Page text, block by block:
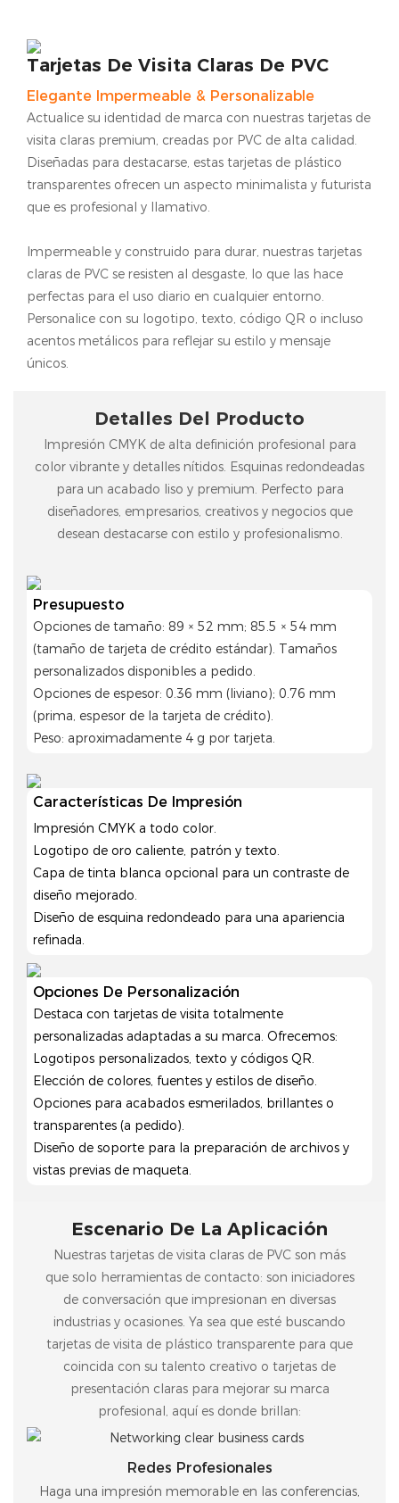
Tarjetas De Visita Claras De PVC
Elegante Impermeable & Personalizable
Actualice su identidad de marca con nuestras tarjetas de
visita claras premium, creadas por PVC de alta calidad.
Diseñadas para destacarse, estas tarjetas de plástico
transparentes ofrecen un aspecto minimalista y futurista
que es profesional y llamativo.
Impermeable y construido para durar, nuestras tarjetas
claras de PVC se resisten al desgaste, lo que las hace
perfectas para el uso diario en cualquier entorno.
Personalice con su logotipo, texto, código QR o incluso
acentos metálicos para reflejar su estilo y mensaje
únicos.
Detalles Del Producto
Impresión CMYK de alta definición profesional para
color vibrante y detalles nítidos. Esquinas redondeadas
para un acabado liso y premium. Perfecto para
diseñadores, empresarios, creativos y negocios que
desean destacarse con estilo y profesionalismo.
Presupuesto
Opciones de tamaño: 89 × 52 mm; 85.5 × 54 mm
(tamaño de tarjeta de crédito estándar). Tamaños
personalizados disponibles a pedido.
Opciones de espesor: 0.36 mm (liviano); 0.76 mm
(prima, espesor de la tarjeta de crédito).
Peso: aproximadamente 4 g por tarjeta.
Características De Impresión
Impresión CMYK a todo color.
Logotipo de oro caliente, patrón y texto.
Capa de tinta blanca opcional para un contraste de
diseño mejorado.
Diseño de esquina redondeado para una apariencia
refinada.
Opciones De Personalización
Destaca con tarjetas de visita totalmente
personalizadas adaptadas a su marca. Ofrecemos:
Logotipos personalizados, texto y códigos QR.
Elección de colores, fuentes y estilos de diseño.
Opciones para acabados esmerilados, brillantes o
transparentes (a pedido).
Diseño de soporte para la preparación de archivos y
vistas previas de maqueta.
Escenario De La Aplicación
Nuestras tarjetas de visita claras de PVC son más
que solo herramientas de contacto: son iniciadores
de conversación que impresionan en diversas
industrias y ocasiones. Ya sea que esté buscando
tarjetas de visita de plástico transparente para que
coincida con su talento creativo o tarjetas de
presentación claras para mejorar su marca
profesional, aquí es donde brillan:
Redes Profesionales
Haga una impresión memorable en las conferencias,